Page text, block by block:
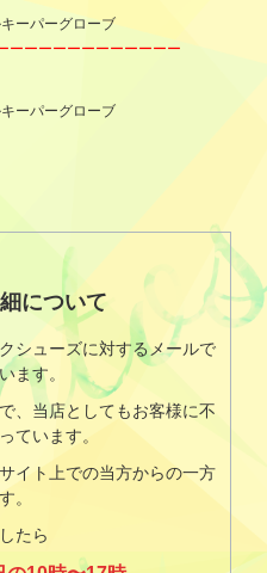
ーーーーーーーーーーーー
について
シューズに対するメールで
ます。
、当店としてもお客様に不
ています。
イト上での当方からの一方
。
たら